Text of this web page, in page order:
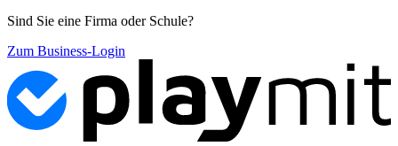
Sind Sie eine Firma oder Schule?
Zum Business-Login